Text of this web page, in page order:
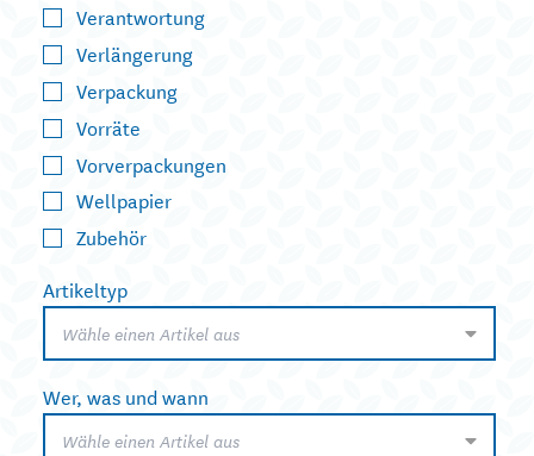
Verantwortung
Verlängerung
Verpackung
Vorräte
Vorverpackungen
Wellpapier
Zubehör
Artikeltyp
Wähle einen Artikel aus
Wer, was und wann
Wähle einen Artikel aus